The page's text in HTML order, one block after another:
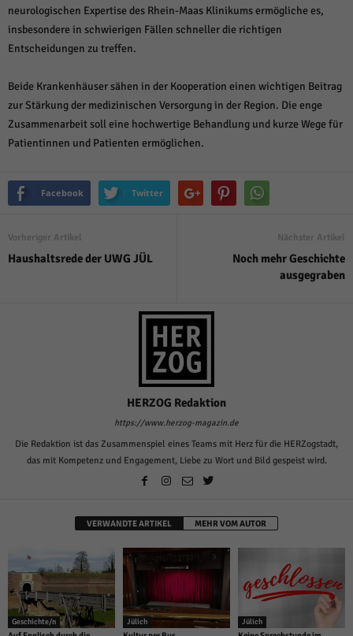
neurologischen Expertise des Rhein-Maas Klinikums ermögliche es,
insbesondere in schwierigen Fällen schneller die richtigen
Entscheidungen zu treffen.
Beide Krankenhäuser sähen in der Kooperation einen wichtigen Beitrag
zur Stärkung der medizinischen Versorgung in der Region. Die enge
Zusammenarbeit soll eine hochwertige Behandlung und kurze Wege für
Patientinnen und Patienten ermöglichen.
Facebook Twitter
Vorheriger Artikel
Haushaltsrede der UWG JÜL
Nächster Artikel
Noch mehr Geschichte
ausgegraben
HERZOG Redaktion
https://www.herzog-magazin.de
Die Redaktion ist das Zusammenspiel eines Teams mit Herz für die HERZogstadt,
das mit Kompetenz und Engagement, Liebe zu Wort und Bild gespeist wird.
VERWANDTE ARTIKEL MEHR VOM AUTOR
Geschichte/n Jülich Jülich